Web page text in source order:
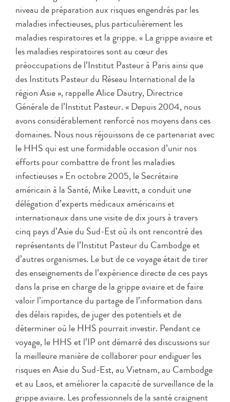
niveau de préparation aux risques engendrés par les
maladies infectieuses, plus particulièrement les
maladies respiratoires et la grippe. « La grippe aviaire et
les maladies respiratoires sont au cœur des
préoccupations de l’Institut Pasteur à Paris ainsi que
des Instituts Pasteur du Réseau International de la
région Asie », rappelle Alice Dautry, Directrice
Générale de l’Institut Pasteur. « Depuis 2004, nous
avons considérablement renforcé nos moyens dans ces
domaines. Nous nous réjouissons de ce partenariat avec
le HHS qui est une formidable occasion d’unir nos
efforts pour combattre de front les maladies
infectieuses » En octobre 2005, le Secrétaire
américain à la Santé, Mike Leavitt, a conduit une
délégation d’experts médicaux américains et
internationaux dans une visite de dix jours à travers
cinq pays d’Asie du Sud-Est où ils ont rencontré des
représentants de l’Institut Pasteur du Cambodge et
d’autres organismes. Le but de ce voyage était de tirer
des enseignements de l’expérience directe de ces pays
dans la prise en charge de la grippe aviaire et de faire
valoir l’importance du partage de l’information dans
des délais rapides, de juger des potentiels et de
déterminer où le HHS pourrait investir. Pendant ce
voyage, le HHS et l’IP ont démarré des discussions sur
la meilleure manière de collaborer pour endiguer les
risques en Asie du Sud-Est, au Vietnam, au Cambodge
et au Laos, et améliorer la capacité de surveillance de la
grippe aviaire. Les professionnels de la santé craignent